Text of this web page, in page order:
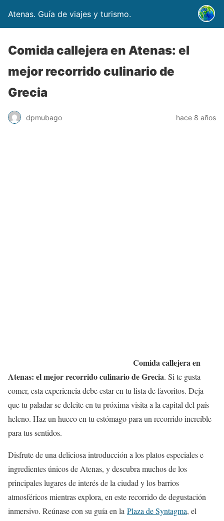
Atenas. Guía de viajes y turismo.
Comida callejera en Atenas: el
mejor recorrido culinario de
Grecia
dpmubago hace 8 años
Comida callejera en
Atenas: el mejor recorrido culinario de Grecia. Si te gusta
comer, esta experiencia debe estar en tu lista de favoritos. Deja
que tu paladar se deleite en tu próxima visita a la capital del país
heleno. Haz un hueco en tu estómago para un recorrido increíble
para tus sentidos.
Disfrute de una deliciosa introducción a los platos especiales e
ingredientes únicos de Atenas, y descubra muchos de los
principales lugares de interés de la ciudad y los barrios
atmosféricos mientras explora, en este recorrido de degustación
inmersivo. Reúnase con su guía en la Plaza de Syntagma, el